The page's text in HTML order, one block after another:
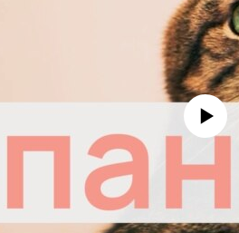
No media source